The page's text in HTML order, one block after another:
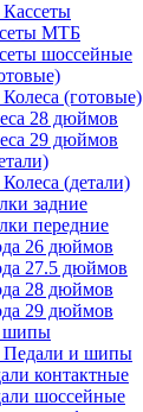
МТБ
шоссейные
(готовые)
28 дюймов
29 дюймов
(детали)
задние
передние
26 дюймов
27.5 дюймов
28 дюймов
29 дюймов
шипы
Педали и шипы
контактные
шоссейные